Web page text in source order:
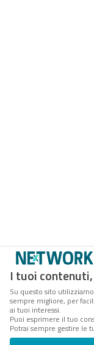
I tuoi
Su questo sito
sempre migliore, per
ai tuoi interessi.
Puoi esprimere il tuo
Potrai sempre gestire le